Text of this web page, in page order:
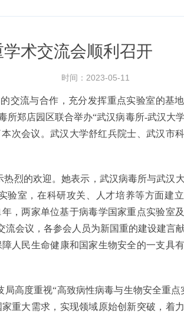
术交流会顺利召开
时间：2023-05-11
流与合作，充分发挥重点实验室的基
所郑店园区联合举办“武汉病毒所-武汉大
次会议。武汉大学舒红兵院士、武汉市
烈的欢迎。她表示，武汉病毒所与武汉
验室，在科研攻关、人才培养等方面建
，两家单位基于病毒学国家重点实验室
会议，各参会人员为新国重的建设建言
人民生命健康和国家生物安全的一支具
高度重视“高致病性病毒与生物安全重点
重大需求，实现领域原始创新突破，着